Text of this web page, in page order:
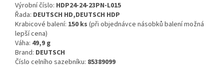
Výrobní číslo: HDP24-24-23PN-L015
Řada: DEUTSCH HD,DEUTSCH HDP
Krabicové balení: 150 ks (při objednávce násobků balení možná
lepší cena)
Váha: 49,9 g
Brand: DEUTSCH
Číslo celního sazebníku: 85389099